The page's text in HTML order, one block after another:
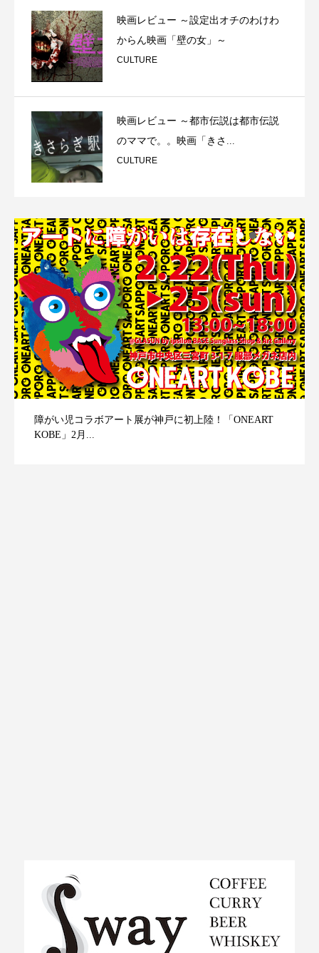
映画レビュー ～設定出オチのわけわ
からん映画「壁の女」～
CULTURE
映画レビュー ～都市伝説は都市伝説
のママで。。映画「きさ...
CULTURE
障がい児コラボアート展が神戸に初上陸！「ONEART
KOBE」2月...